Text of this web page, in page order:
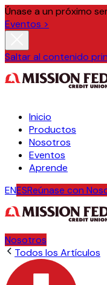
Únase a un próximo
Eventos >
Saltar al contenido
Inicio
Productos
Nosotros
Eventos
Aprende
ENESReúnase con
Nosotros
Todos los Artículos